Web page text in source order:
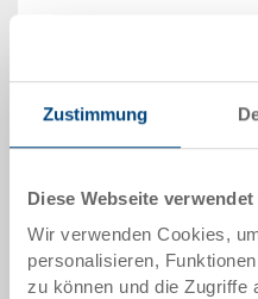
Zustimmung
Diese Webseite
Wir verwenden Cookies,
personalisieren,
zu können und die Zugriffe
Angebot anfordern
Bestellnummer
37-6440-316.5070.0101